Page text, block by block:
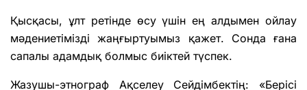
Қысқасы, ұлт ретінде өсу үшін ең алдымен ойлау
мәдениетімізді жаңғыртуымыз қажет. Сонда ғана
сапалы адамдық болмыс биіктей түспек.
Жазушы-этнограф Ақселеу Сейдімбектің: «Берісі